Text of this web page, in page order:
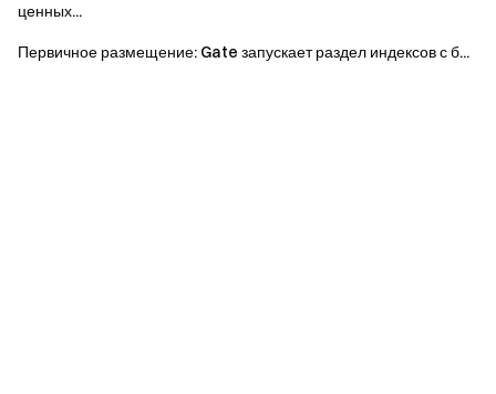
Подпишитесь на нас в X (Twitter)
больше бонусов
ценных...
Первичное размещение: Gate запускает раздел индексов с б...